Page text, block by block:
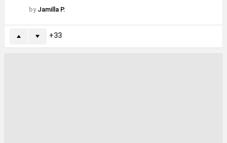
by Jamilla P.
33